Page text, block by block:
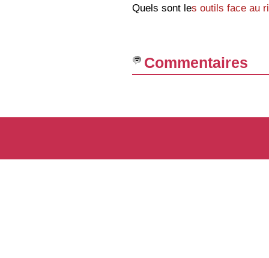
Quels sont les outils face au
Commentaires